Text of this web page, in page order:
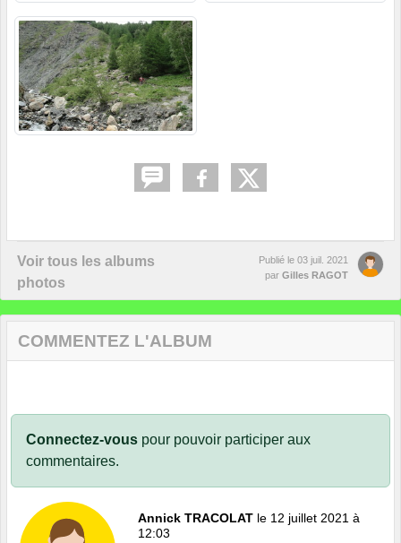
Voir tous les albums
photos
Publié le 03 juil. 2021
par Gilles RAGOT
COMMENTEZ L'ALBUM
Connectez-vous pour pouvoir participer aux
commentaires.
Annick TRACOLAT le 12 juillet 2021 à
12:03